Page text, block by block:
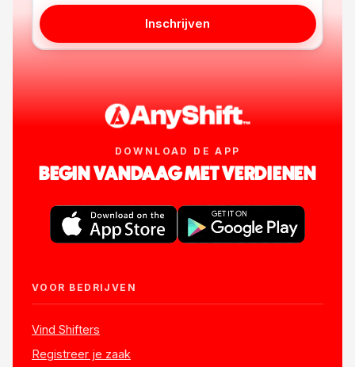
Inschrijven
DOWNLOAD DE APP
BEGIN VANDAAG MET VERDIENEN
VOOR BEDRIJVEN
Vind Shifters
Registreer je zaak